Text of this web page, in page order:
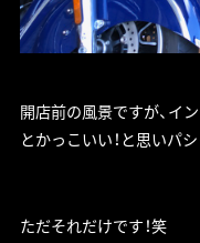
開店前の風景ですが、イ
とかっこいい！と思いパシ
ただそれだけです！笑